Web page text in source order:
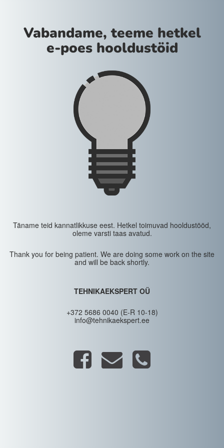
Vabandame, teeme hetkel
e-poes hooldustöid
Täname teid kannatlikkuse eest. Hetkel toimuvad hooldustööd,
oleme varsti taas avatud.
Thank you for being patient. We are doing some work on the site
and will be back shortly.
TEHNIKAEKSPERT OÜ
+372 5686 0040 (E-R 10-18)
info@tehnikaekspert.ee